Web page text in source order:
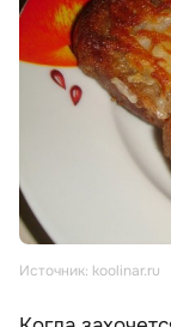
Источник: koolinar.ru